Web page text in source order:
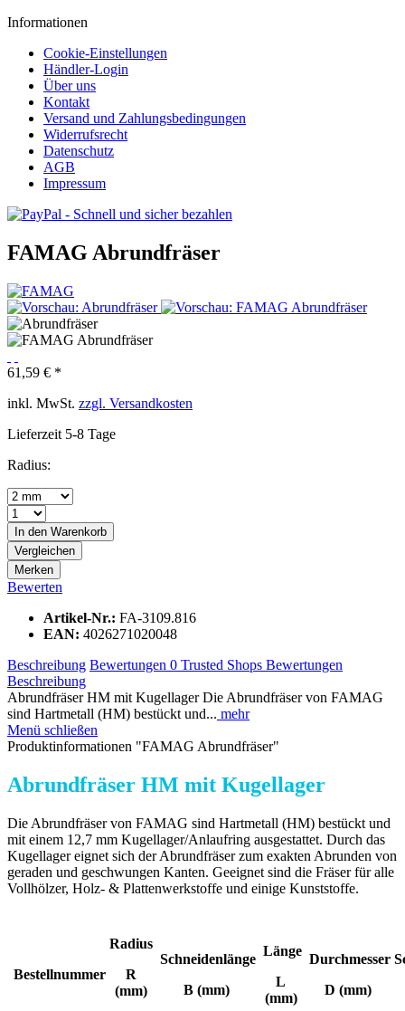
Informationen
Cookie-Einstellungen
Händler-Login
Über uns
Kontakt
Versand und Zahlungsbedingungen
Widerrufsrecht
Datenschutz
AGB
Impressum
FAMAG Abrundfräser
61,59 € *
inkl. MwSt. zzgl. Versandkosten
Lieferzeit 5-8 Tage
Radius:
In den Warenkorb
Vergleichen
Merken
Bewerten
Artikel-Nr.: FA-3109.816
EAN: 4026271020048
Beschreibung Bewertungen 0 Trusted Shops Bewertungen
Beschreibung
Abrundfräser HM mit Kugellager Die Abrundfräser von FAMAG
sind Hartmetall (HM) bestückt und... mehr
Menü schließen
Produktinformationen "FAMAG Abrundfräser"
Abrundfräser HM mit Kugellager
Die Abrundfräser von FAMAG sind Hartmetall (HM) bestückt und
mit einem 12,7 mm Kugellager/Anlaufring ausgestattet. Durch das
Kugellager eignet sich der Abrundfräser zum exakten Abrunden von
geraden und geschwungen Kanten. Geeignet sind die Fräser für alle
Vollhölzer, Holz- & Plattenwerkstoffe und einige Kunststoffe.
Bestellnummer
Radius
R
(mm)
Schneidenlänge
B (mm)
Länge
L
(mm)
Durchmesser
D (mm)